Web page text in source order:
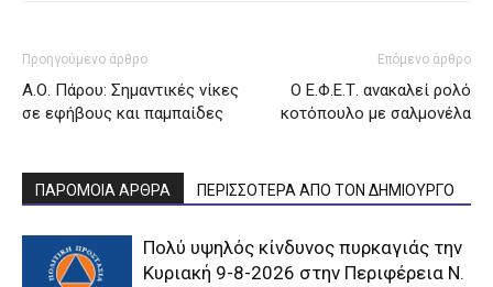
Προηγούμενο άρθρο
Α.Ο. Πάρου: Σημαντικές νίκες
σε εφήβους και παμπαίδες
Επόμενο άρθρο
Ο Ε.Φ.Ε.Τ. ανακαλεί ρολό
κοτόπουλο με σαλμονέλα
ΠΑΡΟΜΟΙΑ ΑΡΘΡΑ ΠΕΡΙΣΣΟΤΕΡΑ ΑΠΟ ΤΟΝ ΔΗΜΙΟΥΡΓΟ
Πολύ υψηλός κίνδυνος πυρκαγιάς την
Κυριακή 9-8-2026 στην Περιφέρεια Ν.